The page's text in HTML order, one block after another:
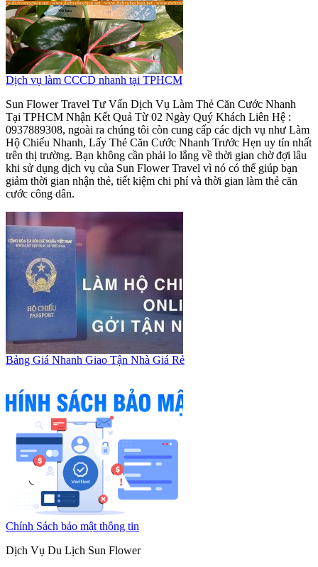
Dịch vụ làm CCCD nhanh tại TPHCM
Sun Flower Travel Tư Vấn Dịch Vụ Làm Thẻ Căn Cước Nhanh
Tại TPHCM Nhận Kết Quả Từ 02 Ngày Quý Khách Liên Hệ :
0937889308, ngoài ra chúng tôi còn cung cấp các dịch vụ như Làm
Hộ Chiếu Nhanh, Lấy Thẻ Căn Cước Nhanh Trước Hẹn uy tín nhất
trên thị trường. Bạn không cần phải lo lắng về thời gian chờ đợi lâu
khi sử dụng dịch vụ của Sun Flower Travel vì nó có thể giúp bạn
giảm thời gian nhận thẻ, tiết kiệm chi phí và thời gian làm thẻ căn
cước công dân.
Bảng Giá Nhanh Giao Tận Nhà Giá Rẻ
Chính Sách bảo mật thông tin
Dịch Vụ Du Lịch Sun Flower